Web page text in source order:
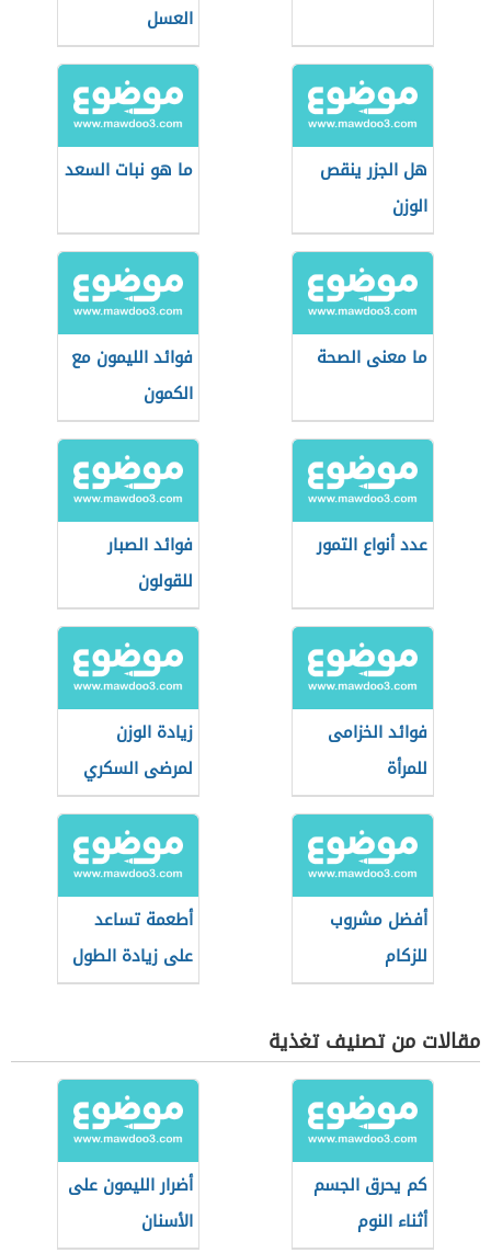
العسل
هل الجزر ينقص
الوزن
ما هو نبات السعد
ما معنى الصحة
فوائد الليمون مع
الكمون
عدد أنواع التمور
فوائد الصبار
للقولون
فوائد الخزامى
للمرأة
زيادة الوزن
لمرضى السكري
أفضل مشروب
للزكام
أطعمة تساعد
على زيادة الطول
مقالات من تصنيف تغذية
كم يحرق الجسم
أثناء النوم
أضرار الليمون على
الأسنان